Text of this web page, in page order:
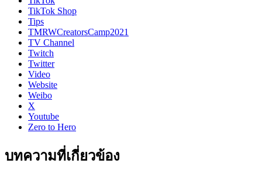
TikTok Shop
Tips
TMRWCreatorsCamp2021
TV Channel
Twitch
Twitter
Video
Website
Weibo
X
Youtube
Zero to Hero
บทความที่เกี่ยวข้อง